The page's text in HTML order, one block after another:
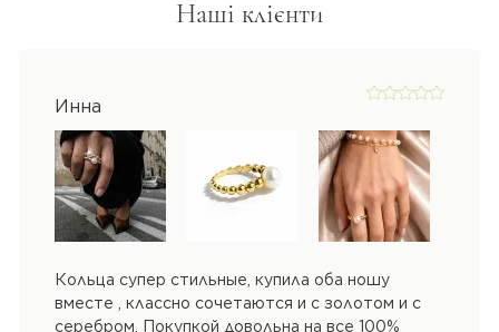
Наші клієнти
Инна
Кольца супер стильные, купила оба ношу
вместе , классно сочетаются и с золотом и с
серебром. Покупкой довольна на все 100%